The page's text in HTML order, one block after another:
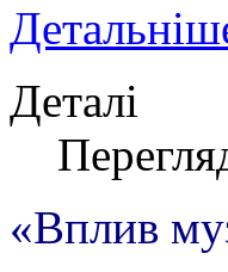
Деталі
«Вплив